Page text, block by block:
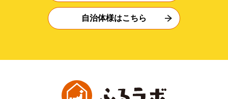
自治体様はこちら